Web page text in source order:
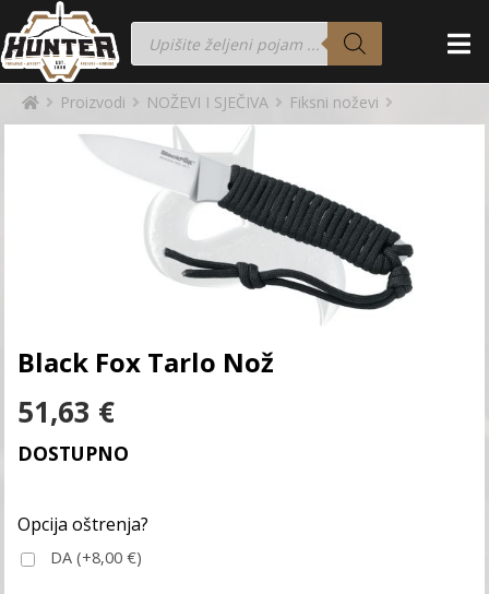
Proizvodi NOŽEVI I SJEČIVA Fiksni noževi
Black Fox Tarlo Nož
51,63 €
DOSTUPNO
Opcija oštrenja?
DA (+8,00€)